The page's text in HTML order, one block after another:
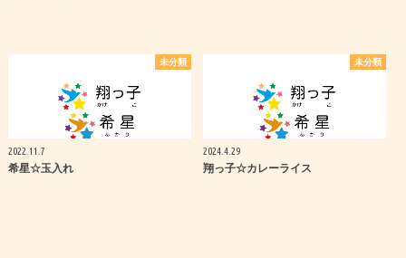
未分類
2022.11.7
希星☆玉入れ
未分類
2024.4.29
翔っ子☆カレーライス